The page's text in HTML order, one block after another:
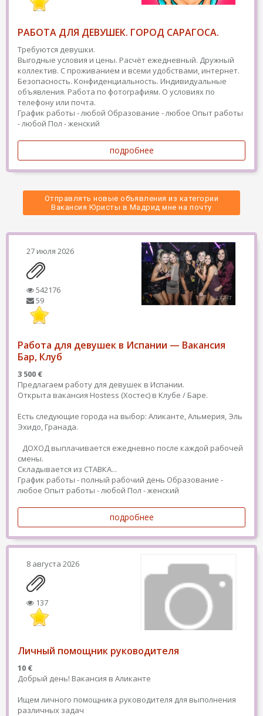
РАБОТА ДЛЯ ДЕВУШЕК. ГОРОД САРАГОСА.
Требуются девушки.
Выгодные условия и цены. Расчёт ежедневный. Дружный
коллектив. С проживанием и всеми удобствами, интернет.
Безопасность. Конфиденциальность. Индивидуальные
объявления. Работа по фотографиям. О условиях по
телефону или почта.
График работы - любой Образование - любое Опыт работы
- любой Пол - женский
подробнее
Отправлять новые объявления из категории
Вакансия Юристы в Мадрид мне на почту
27 июля 2026
542176
59
Работа для девушек в Испании — Вакансия
Бар, Клуб
3 500 €
Предлагаем работу для девушек в Испании.
Открыта вакансия Hostess (Хостес) в Клубе / Баре.
Есть следующие города на выбор: Аликанте, Альмерия, Эль
Эхидо, Гранада.
ДОХОД выплачивается ежедневно после каждой рабочей
смены.
Складывается из СТАВКА...
График работы - полный рабочий день Образование -
любое Опыт работы - любой Пол - женский
подробнее
8 августа 2026
137
Личный помощник руководителя
10 €
Добрый день! Вакансия в Аликанте
Ищем личного помощника руководителя для выполнения
различных задач